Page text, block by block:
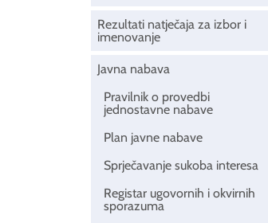
Rezultati natječaja za izbor i
imenovanje
Javna nabava
Pravilnik o provedbi
jednostavne nabave
Plan javne nabave
Sprječavanje sukoba interesa
Registar ugovornih i okvirnih
sporazuma